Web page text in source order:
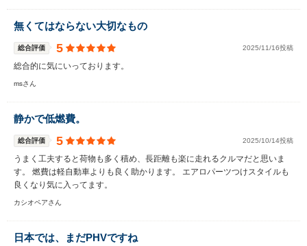
無くてはならない大切なもの
総合評価 5 2025/11/16投稿
総合的に気にいっております。
msさん
静かで低燃費。
総合評価 5 2025/10/14投稿
うまく工夫すると荷物も多く積め、長距離も楽に走れるクルマだと思いま
す。 燃費は軽自動車よりも良く助かります。 エアロパーツつけスタイルも
良くなり気に入ってます。
カシオペアさん
日本では、まだPHVですね